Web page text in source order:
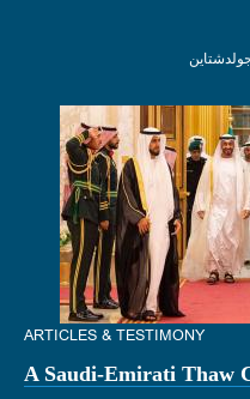
ARTICLES & TESTIMONY
A Saudi-Emirati Thaw